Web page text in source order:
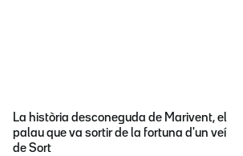
La història desconeguda de Marivent, el
palau que va sortir de la fortuna d'un veí
de Sort